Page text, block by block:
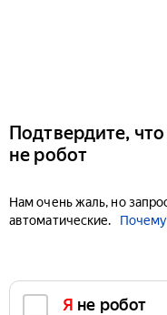
Подтвердите,
не робот
Нам очень жаль, но
автоматические.
Почему
Я не робот